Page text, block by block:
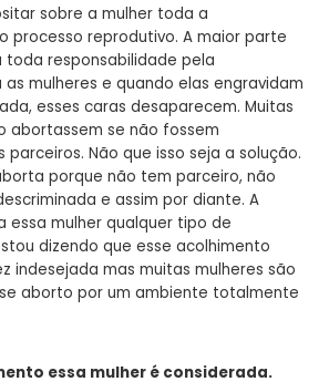
sobre a mulher toda a
processo reprodutivo. A maior parte
toda responsabilidade pela
mulheres e quando elas engravidam
esses caras desaparecem. Muitas
abortassem se não fossem
Não que isso seja a solução.
porque não tem parceiro, não
e assim por diante. A
essa mulher qualquer tipo de
dizendo que esse acolhimento
indesejada mas muitas mulheres são
aborto por um ambiente totalmente
essa mulher é considerada.